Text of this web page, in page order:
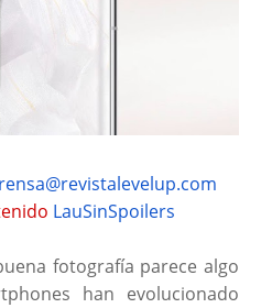
LauSinSpoilers
fotografía parece algo
han evolucionado